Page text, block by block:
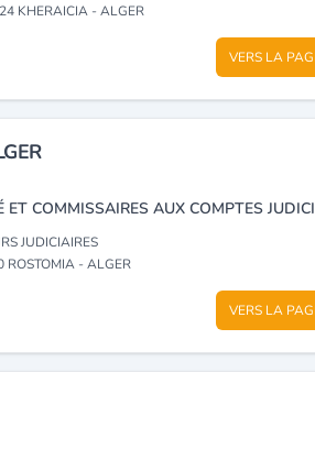
KHERAICIA - ALGER
VERS LA
JUDICIAIRES
ROSTOMIA - ALGER
VERS LA